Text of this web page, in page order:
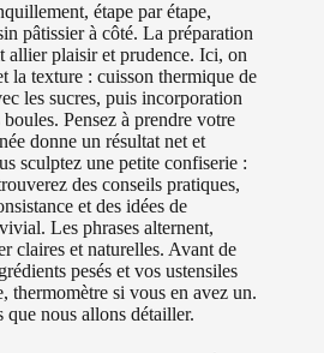
étape par étape,
pâtissier à côté. La préparation
allier plaisir et prudence. Ici, on
la texture : cuisson thermique de
les sucres, puis incorporation
Pensez à prendre votre
donne un résultat net et
sculptez une petite confiserie :
des conseils pratiques,
et des idées de
Les phrases alternent,
claires et naturelles. Avant de
pesés et vos ustensiles
thermomètre si vous en avez un.
que nous allons détailler.